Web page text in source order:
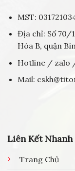
MST:
Địa chỉ: Số 70/
Hòa B, quận
Hotline / zalo /
Mail:
Liên Kết Nhanh
Trang Chủ